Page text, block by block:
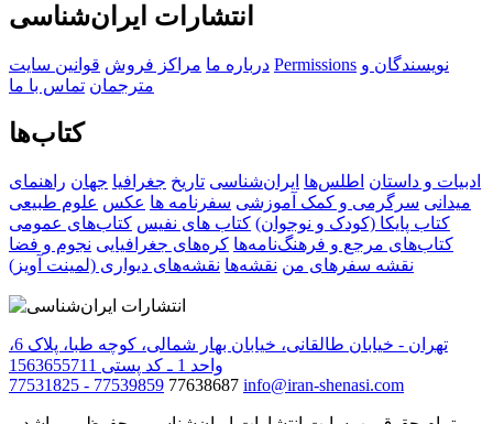
انتشارات ایران‌شناسی
درباره ما مراکز فروش قوانین سایت Permissions نویسندگان و
مترجمان تماس با ما
کتاب‌ها
ادبیات و داستان اطلس‌ها ایران‌شناسی تاریخ جغرافیا جهان راهنمای
میدانی سرگرمی و کمک آموزشی سفرنامه‌ ها عکس علوم طبیعی
کتاب‌ پایکا (کودک و نوجوان) کتاب های نفیس کتاب‌های عمومی
کتاب‌های مرجع و فرهنگ‌نامه‌ها کره‌های جغرافیایی نجوم و فضا
نقشه سفرهای من نقشه‌ها نقشه‌های دیواری (لمینت آویز)
تهران - خیابان طالقانی، خیابان بهار شمالی، کوچه طبا، پلاک 6،
واحد 1 ـ کد پستی 1563655711
77531825 - 77539859 77638687 info@iran-shenasi.com